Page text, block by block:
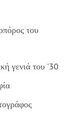
του
γενιά του '30